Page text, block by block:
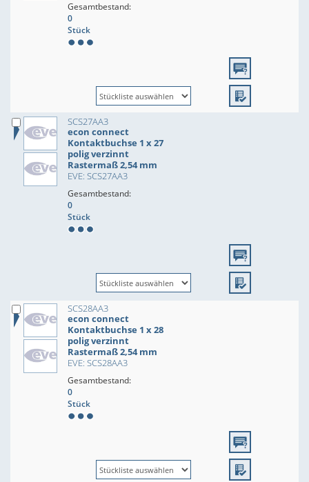
Gesamtbestand:
0
Stück
SCS27AA3
econ connect
Kontaktbuchse 1 x 27
polig verzinnt
Rastermaß 2,54 mm
EVE: SCS27AA3
Gesamtbestand:
0
Stück
SCS28AA3
econ connect
Kontaktbuchse 1 x 28
polig verzinnt
Rastermaß 2,54 mm
EVE: SCS28AA3
Gesamtbestand:
0
Stück